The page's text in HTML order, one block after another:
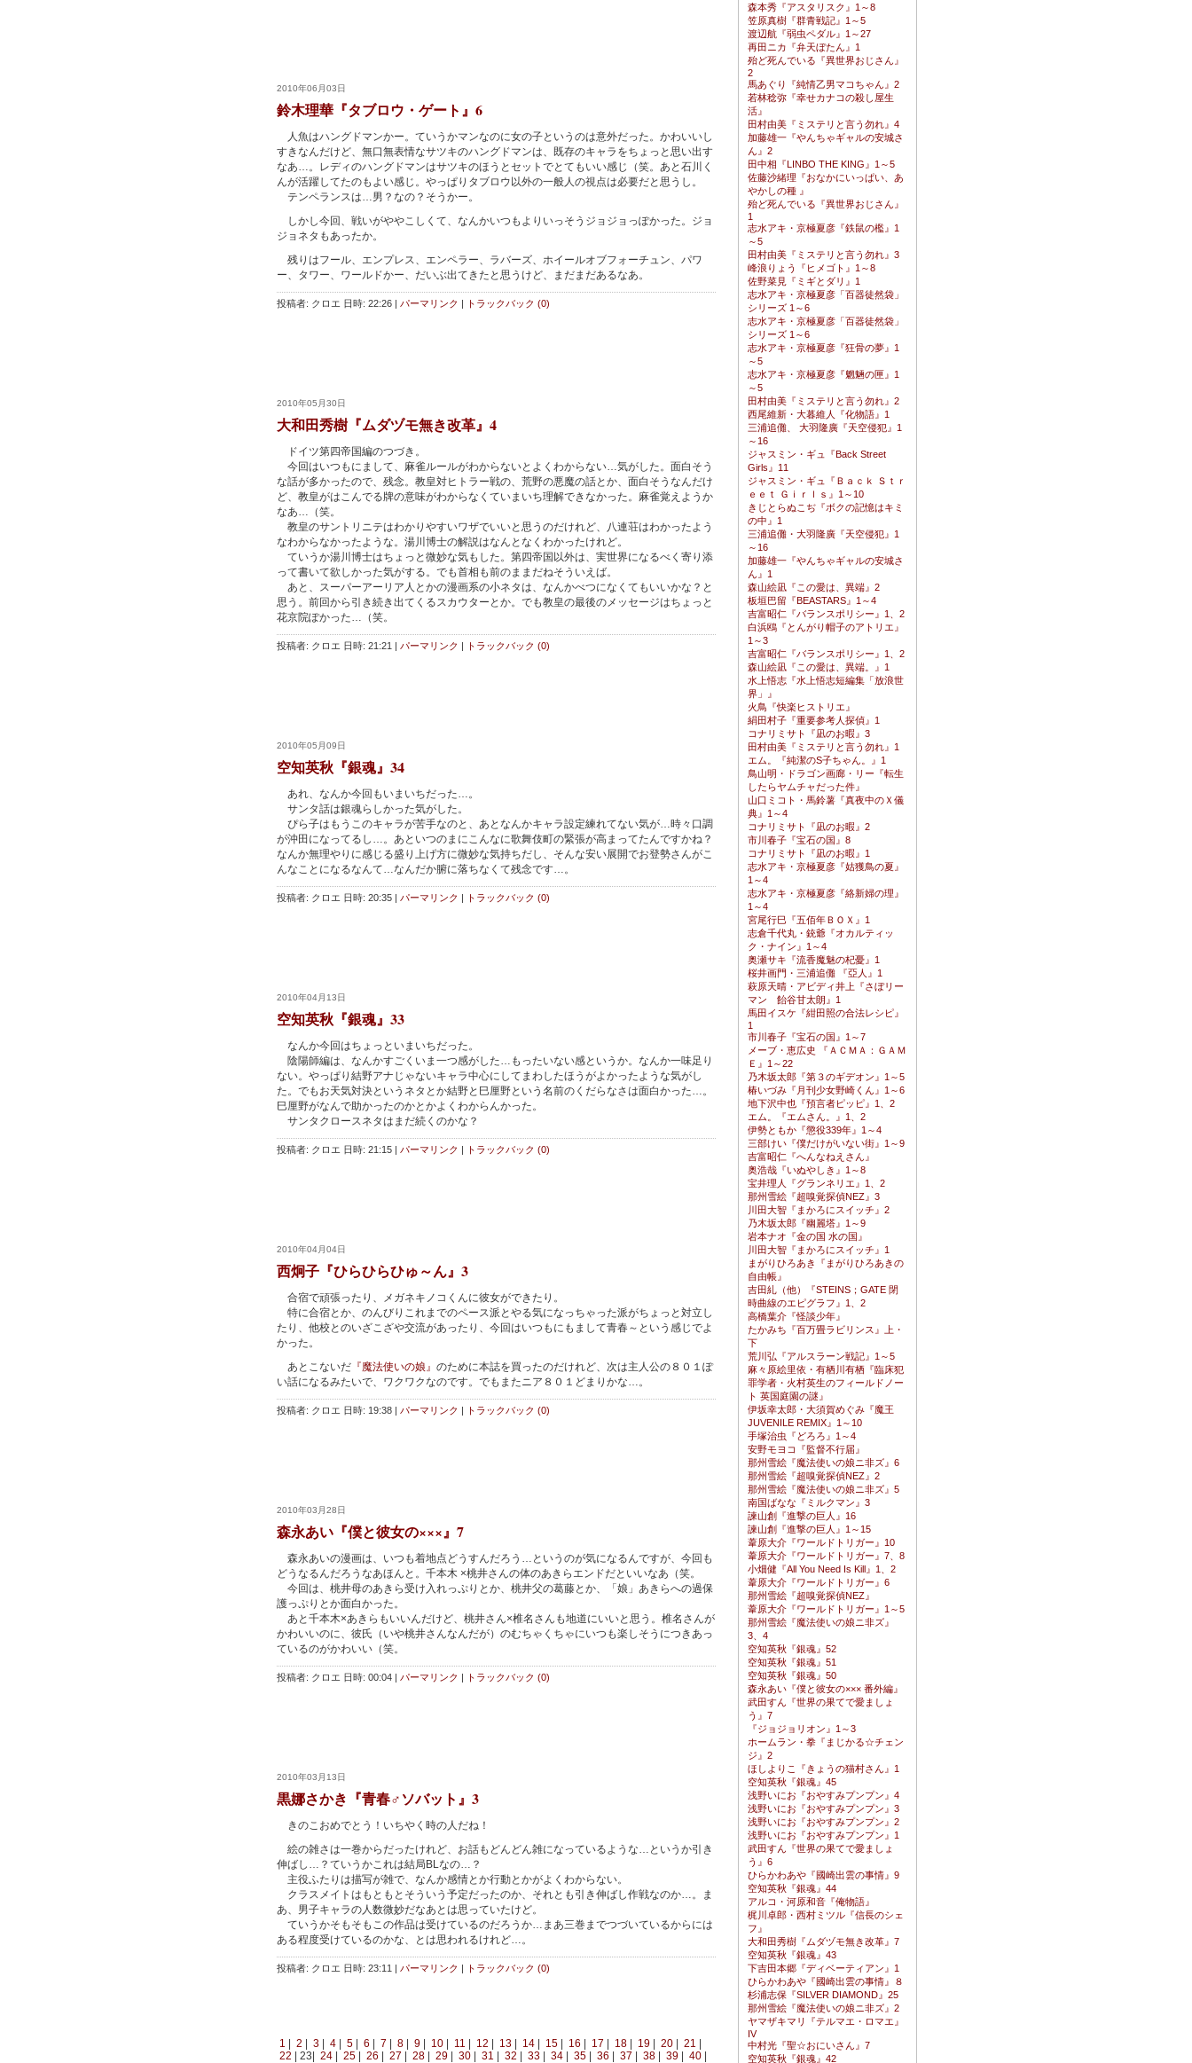
2010年06月03日
鈴木理華『タブロウ・ゲート』6
人魚はハングドマンかー。ていうかマンなのに女の子というのは意外だった。かわいいし
すきなんだけど、無口無表情なサツキのハングドマンは、既存のキャラをちょっと思い出す
なあ…。レディのハングドマンはサツキのほうとセットでとてもいい感じ（笑。あと石川く
んが活躍してたのもよい感じ。やっぱりタブロウ以外の一般人の視点は必要だと思うし。
テンペランスは…男？なの？そうかー。
しかし今回、戦いがややこしくて、なんかいつもよりいっそうジョジョっぽかった。ジョ
ジョネタもあったか。
残りはフール、エンプレス、エンペラー、ラバーズ、ホイールオブフォーチュン、パワ
ー、タワー、ワールドかー、だいぶ出てきたと思うけど、まだまだあるなあ。
投稿者: クロエ 日時: 22:26 | パーマリンク | トラックバック (0)
2010年05月30日
大和田秀樹『ムダヅモ無き改革』4
ドイツ第四帝国編のつづき。
今回はいつもにまして、麻雀ルールがわからないとよくわからない…気がした。面白そう
な話が多かったので、残念。教皇対ヒトラー戦の、荒野の悪魔の話とか、面白そうなんだけ
ど、教皇がはこんでる牌の意味がわからなくていまいち理解できなかった。麻雀覚えようか
なあ…（笑。
教皇のサントリニテはわかりやすいワザでいいと思うのだけれど、八連荘はわかったよう
なわからなかったような。湯川博士の解説はなんとなくわかったけれど。
ていうか湯川博士はちょっと微妙な気もした。第四帝国以外は、実世界になるべく寄り添
って書いて欲しかった気がする。でも首相も前のままだねそういえば。
あと、スーパーアーリア人とかの漫画系の小ネタは、なんかべつになくてもいいかな？と
思う。前回から引き続き出てくるスカウターとか。でも教皇の最後のメッセージはちょっと
花京院ぽかった…（笑。
投稿者: クロエ 日時: 21:21 | パーマリンク | トラックバック (0)
2010年05月09日
空知英秋『銀魂』34
あれ、なんか今回もいまいちだった…。
サンタ話は銀魂らしかった気がした。
ぴら子はもうこのキャラが苦手なのと、あとなんかキャラ設定練れてない気が…時々口調
が沖田になってるし…。あといつのまにこんなに歌舞伎町の緊張が高まってたんですかね？
なんか無理やりに感じる盛り上げ方に微妙な気持ちだし、そんな安い展開でお登勢さんがこ
んなことになるなんて…なんだか腑に落ちなくて残念です…。
投稿者: クロエ 日時: 20:35 | パーマリンク | トラックバック (0)
2010年04月13日
空知英秋『銀魂』33
なんか今回はちょっといまいちだった。
陰陽師編は、なんかすごくいま一つ感がした…もったいない感というか。なんか一味足り
ない。やっぱり結野アナじゃないキャラ中心にしてまわしたほうがよかったような気がし
た。でもお天気対決というネタとか結野と巳厘野という名前のくだらなさは面白かった…。
巳厘野がなんで助かったのかとかよくわからんかった。
サンタクロースネタはまだ続くのかな？
投稿者: クロエ 日時: 21:15 | パーマリンク | トラックバック (0)
2010年04月04日
西炯子『ひらひらひゅ～ん』3
合宿で頑張ったり、メガネキノコくんに彼女ができたり。
特に合宿とか、のんびりこれまでのペース派とやる気になっちゃった派がちょっと対立し
たり、他校とのいざこざや交流があったり、今回はいつもにもまして青春～という感じでよ
かった。
あとこないだ 『魔法使いの娘』 のために本誌を買ったのだけれど、次は主人公の８０１ぽ
い話になるみたいで、ワクワクなのです。でもまたニア８０１どまりかな…。
投稿者: クロエ 日時: 19:38 | パーマリンク | トラックバック (0)
2010年03月28日
森永あい『僕と彼女の×××』7
森永あいの漫画は、いつも着地点どうすんだろう…というのが気になるんですが、今回も
どうなるんだろうなあほんと。千本木 ×桃井さんの体のあきらエンドだといいなあ（笑。
今回は、桃井母のあきら受け入れっぷりとか、桃井父の葛藤とか、「娘」あきらへの過保
護っぷりとか面白かった。
あと千本木×あきらもいいんだけど、桃井さん×椎名さんも地道にいいと思う。椎名さんが
かわいいのに、彼氏（いや桃井さんなんだが）のむちゃくちゃにいつも楽しそうにつきあっ
ているのがかわいい（笑。
投稿者: クロエ 日時: 00:04 | パーマリンク | トラックバック (0)
2010年03月13日
黒娜さかき『青春♂ソバット』3
きのこおめでとう！いちやく時の人だね！
絵の雑さは一巻からだったけれど、お話もどんどん雑になっているような…というか引き
伸ばし…？ていうかこれは結局BLなの…？
主役ふたりは描写が雑で、なんか感情とか行動とかがよくわからない。
クラスメイトはもともとそういう予定だったのか、それとも引き伸ばし作戦なのか…。ま
あ、男子キャラの人数微妙だなあとは思っていたけど。
ていうかそもそもこの作品は受けているのだろうか…まあ三巻までつづいているからには
ある程度受けているのかな、とは思われるけれど…。
投稿者: クロエ 日時: 23:11 | パーマリンク | トラックバック (0)
1 2 3 4 5 6 7 8 9 10 11 12 13 14 15 16 17 18 19 20 21
22
| 23| 24 25 26 27 28 29 30 31 32 33 34 35 36 37 38 39 40
森本秀『アスタリスク』1～8
笠原真樹『群青戦記』1～5
渡辺航『弱虫ペダル』1～27
再田ニカ『弁天ぼたん』1
殆ど死んでいる『異世界おじさん』
2
馬あぐり『純情乙男マコちゃん』2
若林稔弥『幸せカナコの殺し屋生
活』
田村由美『ミステリと言う勿れ』4
加藤雄一『やんちゃギャルの安城さ
ん』2
田中相『LINBO THE KING』1～5
佐藤沙緒理『おなかにいっぱい、あ
やかしの種 』
殆ど死んでいる『異世界おじさん』
1
志水アキ・京極夏彦『鉄鼠の檻』1
～5
田村由美『ミステリと言う勿れ』3
峰浪りょう『ヒメゴト』1～8
佐野菜見『ミギとダリ』1
志水アキ・京極夏彦「百器徒然袋」
シリーズ 1～6
志水アキ・京極夏彦「百器徒然袋」
シリーズ 1～6
志水アキ・京極夏彦『狂骨の夢』1
～5
志水アキ・京極夏彦『魍魎の匣』1
～5
田村由美『ミステリと言う勿れ』2
西尾維新・大暮維人『化物語』1
三浦追儺、 大羽隆廣『天空侵犯』1
～16
ジャスミン・ギュ『Back Street
Girls』11
ジャスミン・ギュ『Ｂａｃｋ Ｓｔｒ
ｅｅｔ Ｇｉｒｌｓ』1～10
きじとらぬこぢ『ボクの記憶はキミ
の中』1
三浦追儺・大羽隆廣『天空侵犯』1
～16
加藤雄一『やんちゃギャルの安城さ
ん』1
森山絵凪『この愛は、異端』2
板垣巴留『BEASTARS』1～4
吉富昭仁『バランスポリシー』1、2
白浜鴎『とんがり帽子のアトリエ』
1～3
吉富昭仁『バランスポリシー』1、2
森山絵凪『この愛は、異端。』1
水上悟志『水上悟志短編集「放浪世
界」』
火鳥『快楽ヒストリエ』
絹田村子『重要参考人探偵』1
コナリミサト『凪のお暇』3
田村由美『ミステリと言う勿れ』1
エム。『純潔のS子ちゃん。』1
鳥山明・ドラゴン画廊・リー『転生
したらヤムチャだった件』
山口ミコト・馬鈴薯『真夜中のＸ儀
典』1～4
コナリミサト『凪のお暇』2
市川春子『宝石の国』8
コナリミサト『凪のお暇』1
志水アキ・京極夏彦『姑獲鳥の夏』
1～4
志水アキ・京極夏彦『絡新婦の理』
1～4
宮尾行巳『五佰年ＢＯＸ』1
志倉千代丸・銃爺『オカルティッ
ク・ナイン』1～4
奥瀬サキ『流香魔魅の杞憂』1
桜井画門・三浦追儺 『亞人』1
萩原天晴・アビディ井上『さぼリー
マン 飴谷甘太朗』1
馬田イスケ『紺田照の合法レシピ』
1
市川春子『宝石の国』1～7
メーブ・恵広史 『ＡＣＭＡ：ＧＡＭ
Ｅ』1～22
乃木坂太郎『第３のギデオン』1～5
椿いづみ『月刊少女野崎くん』1～6
地下沢中也『預言者ピッピ』1、2
エム。『エムさん。』1、2
伊勢ともか『懲役339年』1～4
三部けい『僕だけがいない街』1～9
吉富昭仁『へんなねえさん』
奥浩哉『いぬやしき』1～8
宝井理人『グランネリエ』1、2
那州雪絵『超嗅覚探偵NEZ』3
川田大智『まかろにスイッチ』2
乃木坂太郎『幽麗塔』1～9
岩本ナオ『金の国 水の国』
川田大智『まかろにスイッチ』1
まがりひろあき『まがりひろあきの
自由帳』
吉田糺（他）『STEINS；GATE 閉
時曲線のエピグラフ』1、2
高橋葉介『怪談少年』
たかみち『百万畳ラビリンス』上・
下
荒川弘『アルスラーン戦記』1～5
麻々原絵里依・有栖川有栖『臨床犯
罪学者・火村英生のフィールドノー
ト 英国庭園の謎』
伊坂幸太郎・大須賀めぐみ『魔王
JUVENILE REMIX』1～10
手塚治虫『どろろ』1～4
安野モヨコ『監督不行届』
那州雪絵『魔法使いの娘ニ非ズ』6
那州雪絵『超嗅覚探偵NEZ』2
那州雪絵『魔法使いの娘ニ非ズ』5
南国ばなな『ミルクマン』3
諫山創『進撃の巨人』16
諫山創『進撃の巨人』1～15
葦原大介『ワールドトリガー』10
葦原大介『ワールドトリガー』7、8
小畑健『All You Need Is Kill』1、2
葦原大介『ワールドトリガー』6
那州雪絵『超嗅覚探偵NEZ』
葦原大介『ワールドトリガー』1～5
那州雪絵『魔法使いの娘ニ非ズ』
3、4
空知英秋『銀魂』52
空知英秋『銀魂』51
空知英秋『銀魂』50
森永あい『僕と彼女の××× 番外編』
武田すん『世界の果てで愛ましょ
う』7
『ジョジョリオン』1～3
ホームラン・拳『まじかる☆チェン
ジ』2
ほしよりこ『きょうの猫村さん』1
空知英秋『銀魂』45
浅野いにお『おやすみプンプン』4
浅野いにお『おやすみプンプン』3
浅野いにお『おやすみプンプン』2
浅野いにお『おやすみプンプン』1
武田すん『世界の果てで愛ましょ
う』6
ひらかわあや『國崎出雲の事情』9
空知英秋『銀魂』44
アルコ・河原和音『俺物語』
梶川卓郎・西村ミツル『信長のシェ
フ』
大和田秀樹『ムダヅモ無き改革』7
空知英秋『銀魂』43
下吉田本郷『ディベーティアン』1
ひらかわあや『國崎出雲の事情』８
杉浦志保『SILVER DIAMOND』25
那州雪絵『魔法使いの娘ニ非ズ』2
ヤマザキマリ『テルマエ・ロマエ』
IV
中村光『聖☆おにいさん』7
空知英秋『銀魂』42